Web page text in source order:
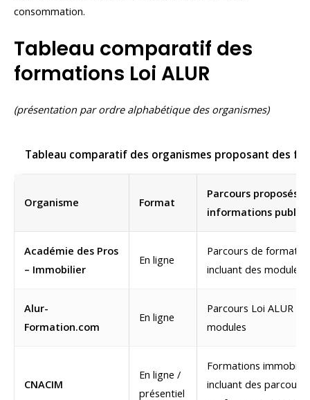
consommation.
Tableau comparatif des
formations Loi ALUR
(présentation par ordre alphabétique des organismes)
Tableau comparatif des organismes proposant des
Organisme Format
Parcours proposés
informations
Académie des Pros
– Immobilier
En ligne
Parcours de
incluant des modules
Alur-
Formation.com
En ligne
Parcours Loi ALUR
modules
CNACIM
En ligne /
présentiel
Formations
incluant des parcours